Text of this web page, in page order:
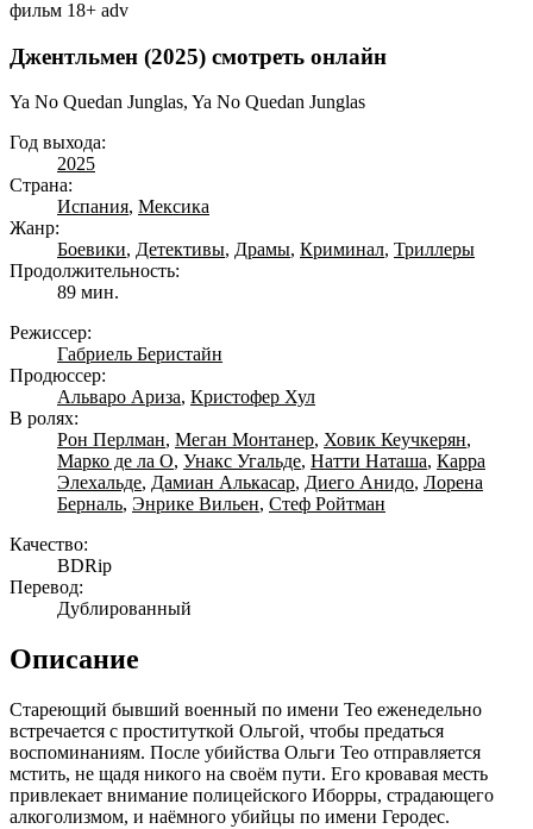
фильм 18+ adv
Джентльмен (2025) смотреть онлайн
Ya No Quedan Junglas, Ya No Quedan Junglas
Год выхода:
2025
Страна:
Испания, Мексика
Жанр:
Боевики, Детективы, Драмы, Криминал, Триллеры
Продолжительность:
89 мин.
Режиссер:
Габриель Беристайн
Продюссер:
Альваро Ариза, Кристофер Хул
В ролях:
Рон Перлман, Меган Монтанер, Ховик Кеучкерян,
Марко де ла О, Унакс Угальде, Натти Наташа, Карра
Элехальде, Дамиан Алькасар, Диего Анидо, Лорена
Берналь, Энрике Вильен, Стеф Ройтман
Качество:
BDRip
Перевод:
Дублированный
Описание
Стареющий бывший военный по имени Тео еженедельно
встречается с проституткой Ольгой, чтобы предаться
воспоминаниям. После убийства Ольги Тео отправляется
мстить, не щадя никого на своём пути. Его кровавая месть
привлекает внимание полицейского Иборры, страдающего
алкоголизмом, и наёмного убийцы по имени Геродес.